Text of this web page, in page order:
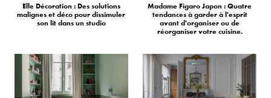
Elle Décoration : Des solutions
malignes et déco pour dissimuler
son lit dans un studio
Madame Figaro Japon : Quatre
tendances à garder à l'esprit
avant d'organiser ou de
réorganiser votre cuisine.